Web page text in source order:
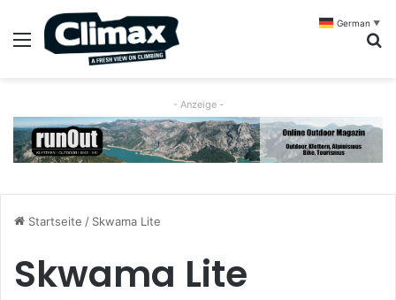
Menü
- Anzeige -
Startseite / Skwama Lite
Skwama Lite
German ▼